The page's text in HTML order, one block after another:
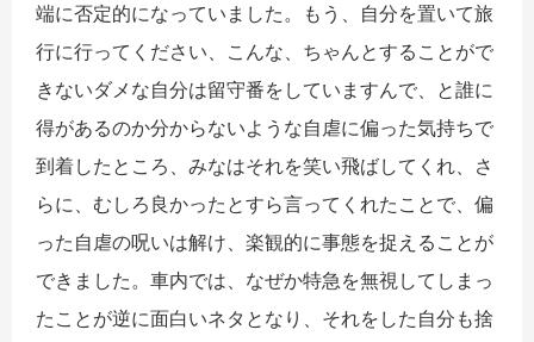
端に否定的になっていました。もう、自分を置いて旅
行に行ってください、こんな、ちゃんとすることがで
きないダメな自分は留守番をしていますんで、と誰に
得があるのか分からないような自虐に偏った気持ちで
到着したところ、みなはそれを笑い飛ばしてくれ、さ
らに、むしろ良かったとすら言ってくれたことで、偏
った自虐の呪いは解け、楽観的に事態を捉えることが
できました。車内では、なぜか特急を無視してしまっ
たことが逆に面白いネタとなり、それをした自分も捨